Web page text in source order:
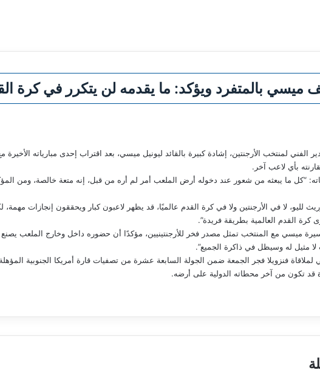
بالمتفرد ويؤكد: ما يقدمه لن يتكرر في كرة
الفني لمنتخب الأرجنتين، إشادة كبيرة بالقائد ليونيل ميسي، بعد اقتراب إحدى مبارياته
بأي لاعب آخر.
“كل ما يبعثه من شعور عند دخوله أرض الملعب أمر لم أره من قبل، إنه متعة خالصة، ومن المؤكد
لليو، لا في الأرجنتين ولا في كرة القدم عالميًا، قد يظهر لاعبون كبار ويحققون إنجازات مهمة،
كرة القدم العالمية بطريقة فريدة”.
ميسي مع المنتخب تمثل مصدر فخر للأرجنتينيين، مؤكدًا أن حضوره داخل وخارج الملعب يصنع
لا مثيل له وسيظل في ذاكرة الجميع”.
قد تكون من آخر محطاته الدولية على أرضه.